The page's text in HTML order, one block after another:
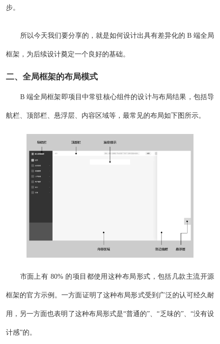
步。
所以今天我们要分享的，就是如何设计出具有差异化的 B 端全局
框架，为后续设计奠定一个良好的基础。
二、全局框架的布局模式
B 端全局框架即项目中常驻核心组件的设计与布局结果，包括导
航栏、顶部栏、悬浮层、内容区域等，最常见的布局如下图所示。
市面上有 80% 的项目都使用这种布局形式，包括几款主流开源
框架的官方示例。一方面证明了这种布局形式受到广泛的认可经久耐
用，另一方面也表明了这种布局形式是“普通的”、“乏味的”、“没有设
计感”的。